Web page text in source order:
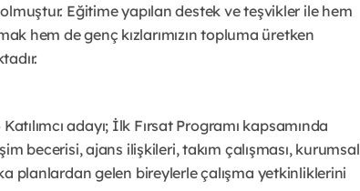
Eğitime yapılan destek ve teşvikler ile hem
hem de genç kızlarımızın topluma üretken
adayı; İlk Fırsat Programı kapsamında
becerisi, ajans ilişkileri, takım çalışması, kurumsal
planlardan gelen bireylerle çalışma yetkinliklerini